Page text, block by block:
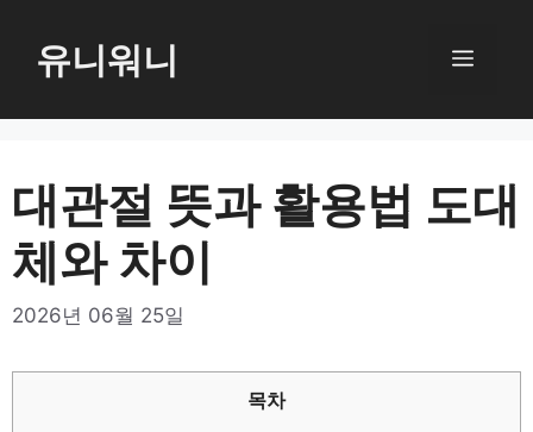
로
너
뛰
기
유니워니 메
대관절 뜻과 활용법 도대
체와 차이
2026년 06월 25일
목차